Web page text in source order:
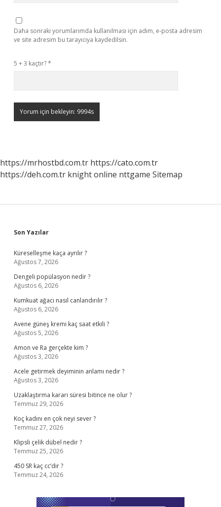
Daha sonraki yorumlarımda kullanılması için adım, e-posta adresim
ve site adresim bu tarayıcıya kaydedilsin.
5 + 3 kaçtır?*
https://mrhostbd.com.tr https://cato.com.tr
https://deh.com.tr knight online nttgame Sitemap
Sidebar
Son Yazılar
Küreselleşme kaça ayrılır ?
Ağustos 7, 2026
Dengeli popülasyon nedir ?
Ağustos 6, 2026
Kumkuat ağacı nasıl canlandırılır ?
Ağustos 6, 2026
Avene güneş kremi kaç saat etkili ?
Ağustos 5, 2026
Amon ve Ra gerçekte kim ?
Ağustos 3, 2026
Acele getirmek deyiminin anlamı nedir ?
Ağustos 3, 2026
Uzaklaştırma kararı süresi bitince ne olur ?
Temmuz 29, 2026
Koç kadını en çok neyi sever ?
Temmuz 27, 2026
Klipsli çelik dübel nedir ?
Temmuz 25, 2026
450 SR kaç cc’dir ?
Temmuz 24, 2026